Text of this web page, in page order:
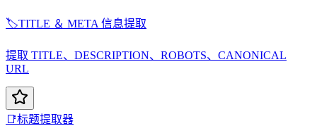
🏷️TITLE ＆ META 信息提取
提取 TITLE、DESCRIPTION、ROBOTS、CANONICAL
URL
📑标题提取器